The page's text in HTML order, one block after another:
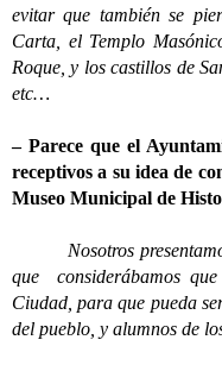
evitar que también se
Carta, el Templo
Roque, y los castillos de
etc…
– Parece que el
receptivos a su idea de
Museo Municipal de
Nosotros presentamos
que considerábamos
Ciudad, para que pueda
del pueblo, y alumnos de